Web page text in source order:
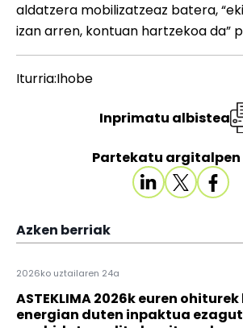
aldatzera mobilizatzeaz batera,
izan arren, kontuan hartzekoa da”
Iturria:Ihobe
Partekatu argitalpen
Inprimatu albistea
Azken berriak
2026ko uztailaren 24a
ASTEKLIMA 2026k euren
energian duten inpaktua